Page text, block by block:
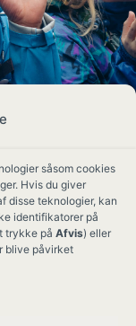
såsom cookies
Hvis du giver
disse teknologier, kan
identifikatorer på
trykke på Afvis) eller
blive påvirket